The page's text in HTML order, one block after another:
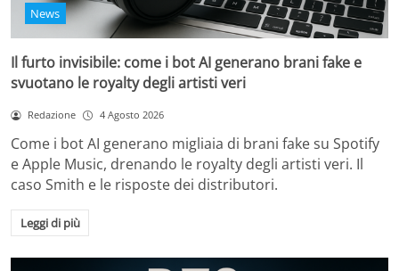
News
Il furto invisibile: come i bot AI generano brani fake e
svuotano le royalty degli artisti veri
Redazione 4 Agosto 2026
Come i bot AI generano migliaia di brani fake su Spotify
e Apple Music, drenando le royalty degli artisti veri. Il
caso Smith e le risposte dei distributori.
Leggi di più